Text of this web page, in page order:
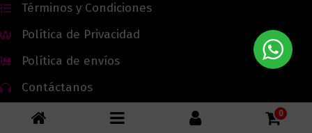
Términos y Condiciones
Política de Privacidad
Política de envíos
Contáctanos
0